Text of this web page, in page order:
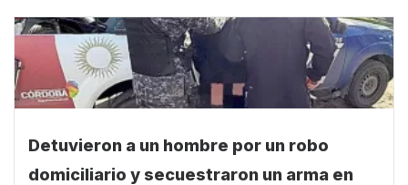
Detuvieron a un hombre por un robo
domiciliario y secuestraron un arma en